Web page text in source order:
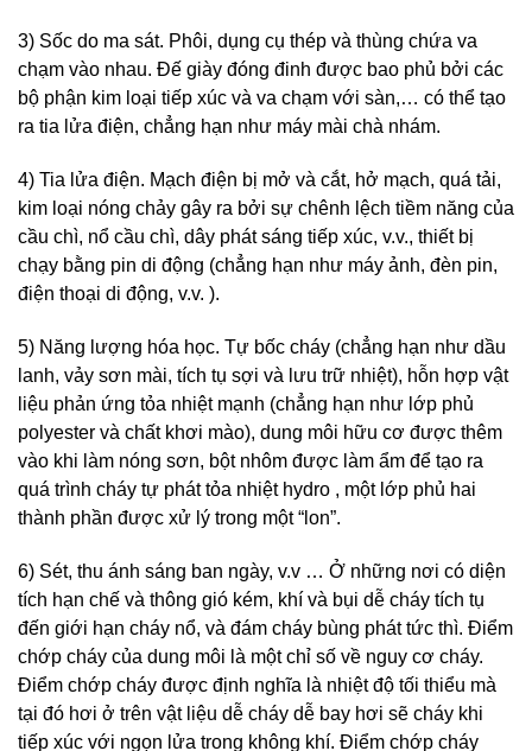
3) Sốc do ma sát. Phôi, dụng cụ thép và thùng chứa va
chạm vào nhau. Đế giày đóng đinh được bao phủ bởi các
bộ phận kim loại tiếp xúc và va chạm với sàn,… có thể tạo
ra tia lửa điện, chẳng hạn như máy mài chà nhám.
4) Tia lửa điện. Mạch điện bị mở và cắt, hở mạch, quá tải,
kim loại nóng chảy gây ra bởi sự chênh lệch tiềm năng của
cầu chì, nổ cầu chì, dây phát sáng tiếp xúc, v.v., thiết bị
chạy bằng pin di động (chẳng hạn như máy ảnh, đèn pin,
điện thoại di động, v.v. ).
5) Năng lượng hóa học. Tự bốc cháy (chẳng hạn như dầu
lanh, vảy sơn mài, tích tụ sợi và lưu trữ nhiệt), hỗn hợp vật
liệu phản ứng tỏa nhiệt mạnh (chẳng hạn như lớp phủ
polyester và chất khơi mào), dung môi hữu cơ được thêm
vào khi làm nóng sơn, bột nhôm được làm ẩm để tạo ra
quá trình cháy tự phát tỏa nhiệt hydro , một lớp phủ hai
thành phần được xử lý trong một “lon”.
6) Sét, thu ánh sáng ban ngày, v.v … Ở những nơi có diện
tích hạn chế và thông gió kém, khí và bụi dễ cháy tích tụ
đến giới hạn cháy nổ, và đám cháy bùng phát tức thì. Điểm
chớp cháy của dung môi là một chỉ số về nguy cơ cháy.
Điểm chớp cháy được định nghĩa là nhiệt độ tối thiểu mà
tại đó hơi ở trên vật liệu dễ cháy dễ bay hơi sẽ cháy khi
tiếp xúc với ngọn lửa trong không khí. Điểm chớp cháy